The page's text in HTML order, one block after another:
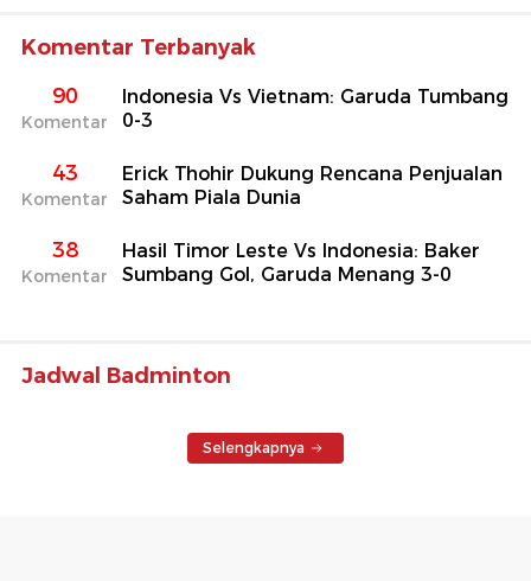
Komentar Terbanyak
90
Komentar
Indonesia Vs Vietnam: Garuda Tumbang
0-3
43
Komentar
Erick Thohir Dukung Rencana Penjualan
Saham Piala Dunia
38
Komentar
Hasil Timor Leste Vs Indonesia: Baker
Sumbang Gol, Garuda Menang 3-0
Jadwal Badminton
Selengkapnya